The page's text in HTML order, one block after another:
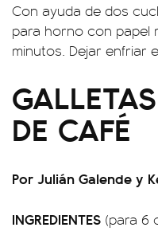
Con ayuda de dos
para horno con papel
minutos. Dejar enfriar
DE CAFÉ
Por Julián Galende y
INGREDIENTES (para 6